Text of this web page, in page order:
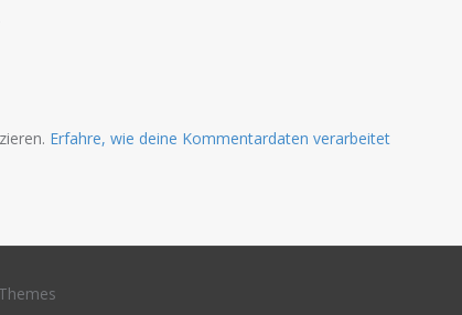
Erfahre, wie deine Kommentardaten verarbeitet